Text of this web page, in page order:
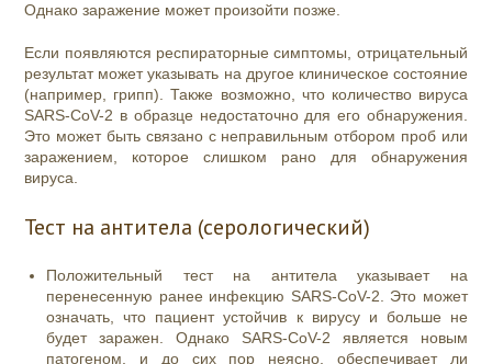
Однако заражение может произойти позже.
Если появляются респираторные симптомы, отрицательный
результат может указывать на другое клиническое состояние
(например, грипп). Также возможно, что количество вируса
SARS-CoV-2 в образце недостаточно для его обнаружения.
Это может быть связано с неправильным отбором проб или
заражением, которое слишком рано для обнаружения
вируса.
Тест на антитела (серологический)
Положительный тест на антитела указывает на
перенесенную ранее инфекцию SARS-CoV-2. Это может
означать, что пациент устойчив к вирусу и больше не
будет заражен. Однако SARS-CoV-2 является новым
патогеном, и до сих пор неясно, обеспечивает ли